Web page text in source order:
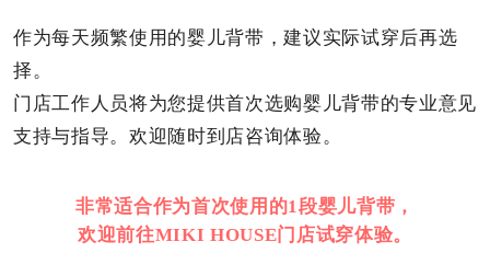
作为每天频繁使用的婴儿背带，建议实际试穿后再选
择。
门店工作人员将为您提供首次选购婴儿背带的专业意见
支持与指导。欢迎随时到店咨询体验。
非常适合作为首次使用的1段婴儿背带，
欢迎前往MIKI HOUSE门店试穿体验。